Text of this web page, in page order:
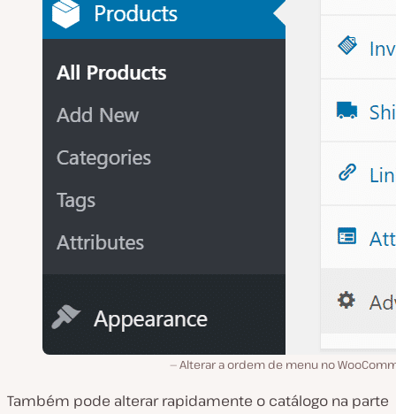
Alterar a ordem de menu no
Também pode alterar rapidamente o catálogo na parte